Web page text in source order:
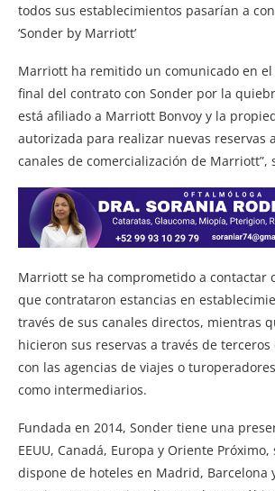
todos sus establecimientos pasarían a
‘Sonder by Marriott’
Marriott ha remitido un comunicado en
final del contrato con Sonder por la
está afiliado a Marriott Bonvoy y la
autorizada para realizar nuevas reservas
canales de comercialización de Marriott”,
Marriott se ha comprometido a contactar
que contrataron estancias en
través de sus canales directos, mientras
hicieron sus reservas a través de
con las agencias de viajes o
como intermediarios.
Fundada en 2014, Sonder tiene una
EEUU, Canadá, Europa y Oriente
dispone de hoteles en Madrid, Barcelona